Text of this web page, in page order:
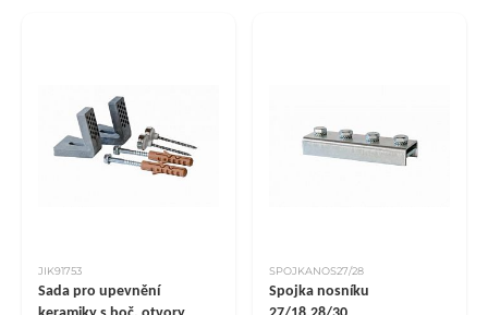
JIK91753
Sada pro upevnění
SPOJKANOS27/28
Spojka nosníku